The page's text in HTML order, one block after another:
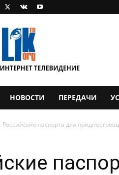
НОВОСТИ ПЕРЕДАЧИ
Российские паспорта для